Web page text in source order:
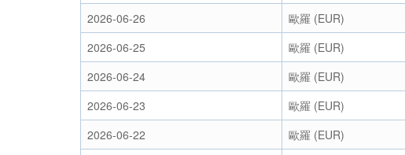
2026-06-26
歐羅 (EUR)
2026-06-25
歐羅 (EUR)
2026-06-24
歐羅 (EUR)
2026-06-23
歐羅 (EUR)
2026-06-22
歐羅 (EUR)